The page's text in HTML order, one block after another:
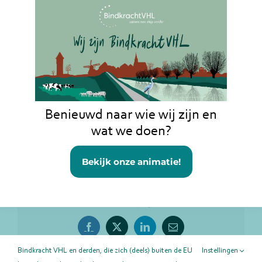
Vacature Raad van Toezicht (4)
Facebook
X LinkedIn
E-
Benieuwd naar wie wij zijn en
wat we doen?
Bekijk onze animatie!
Bindkracht VHL en derden, die zich (deels) buiten de EU
Instellingen